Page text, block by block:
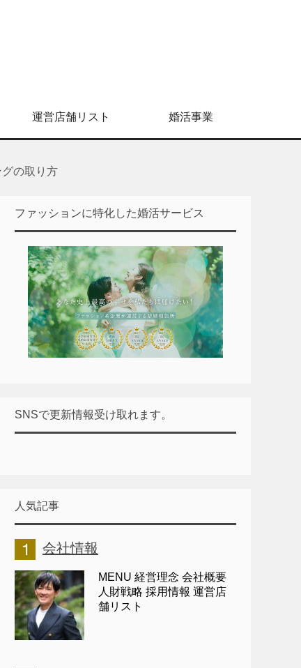
運営店舗リスト 婚活事業
の取り方
ファッションに特化した婚活サービス
SNSで更新情報受け取れます。
人気記事
会社情報
MENU 経営理念 会社概要
人財戦略 採用情報 運営店
舗リスト